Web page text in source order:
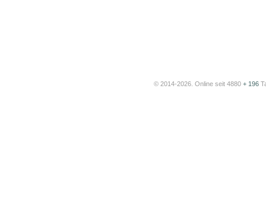
© 2014-2026. Online seit 4880 + 196